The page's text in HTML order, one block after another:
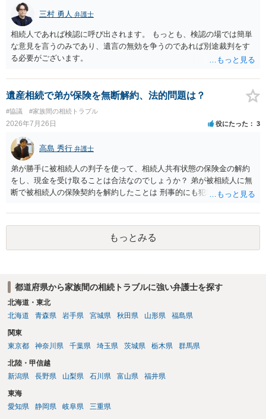
言えると思います。
三村 勇人 弁護士
相続人であれば検認に呼び出されます。 もっとも、検認の場では簡単
な意見を言うのみであり、遺言の無効を争うのであれば別途裁判をす
る必要がございます。
遺産相続で弟が保険を無断解約、法的問題は？
#協議 #家族間の相続トラブル
2026年7月26日 役にたった 3
高島 秀行 弁護士
弟が勝手に被相続人の判子を使って、相続人共有状態の保険金の解約
をし、現金を受け取ることは合法なのでしょうか？ 弟が被相続人に無
断で被相続人の保険契約を解約したことは 刑事的にも犯罪となる可能
された書類のコピーを取得して、弁護士に面談で詳しい事情を話して
相談 されたら良いと思います。
もっとみる
都道府県から家族間の相続トラブルに強い弁護士を探す
北海道・東北
北海道
青森県 岩手県 宮城県 秋田県 山形県 福島県
関東
東京都
神奈川県 千葉県 埼玉県 茨城県 栃木県 群馬県
北陸・甲信越
新潟県
長野県 山梨県 石川県 富山県 福井県
東海
愛知県
静岡県 岐阜県 三重県